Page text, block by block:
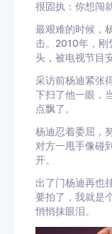
很固执：你想闯
最艰难的时候，
击。2010年，刚
头，被电视节目
采访前杨迪紧张
下扫了他一眼，
点飘了。
杨迪忍着委屈，
对方一甩手像碰
开。
出了门杨迪再也
要拍了，我就是
悄悄抹眼泪。